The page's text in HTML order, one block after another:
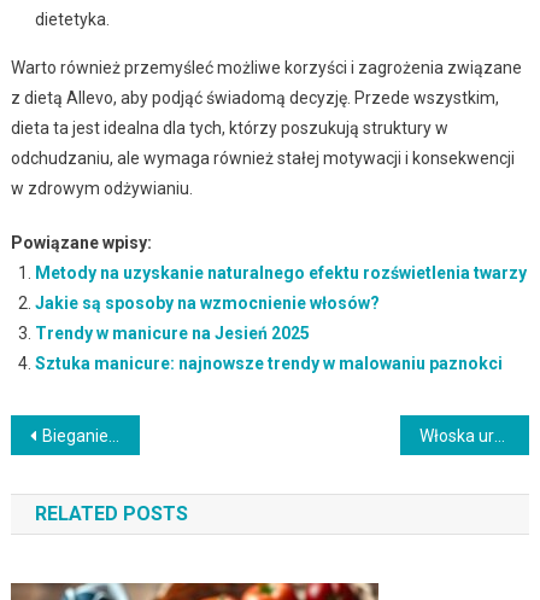
dietetyka.
Warto również przemyśleć możliwe korzyści i zagrożenia związane
z dietą Allevo, aby podjąć świadomą decyzję. Przede wszystkim,
dieta ta jest idealna dla tych, którzy poszukują struktury w
odchudzaniu, ale wymaga również stałej motywacji i konsekwencji
w zdrowym odżywianiu.
Powiązane wpisy:
Metody na uzyskanie naturalnego efektu rozświetlenia twarzy
Jakie są sposoby na wzmocnienie włosów?
Trendy w manicure na Jesień 2025
Sztuka manicure: najnowsze trendy w malowaniu paznokci
Nawigacja
wpisu
Bieganie po jedzeniu – korzyści, skutki i najlepszy czas oczekiwania Włoska uroda damska: jak podkreślić naturalne piękno?
RELATED POSTS